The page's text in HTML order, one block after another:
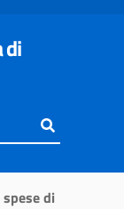
di
di